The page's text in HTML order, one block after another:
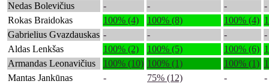
Nedas Bolevičius
- - -
-
Rokas Braidokas
100% (4) 100% (8) 100% (4)
Gabrielius Gvazdauskas - - -
-
Aldas Lenkšas
100% (2) 100% (5) 100% (6)
Armandas Leonavičius
100% (10) 100% (1) 100% (1)
Mantas Jankūnas
- 75% (12) -
-